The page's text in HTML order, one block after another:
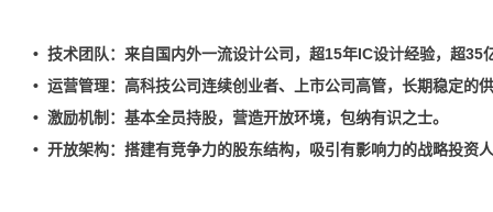
• 技术团队：来自国内外一流设计公司，超15年IC设计经验，超35
• 运营管理：高科技公司连续创业者、上市公司高管，长期稳定的
• 激励机制：基本全员持股，营造开放环境，包纳有识之士。
• 开放架构：搭建有竞争力的股东结构，吸引有影响力的战略投资